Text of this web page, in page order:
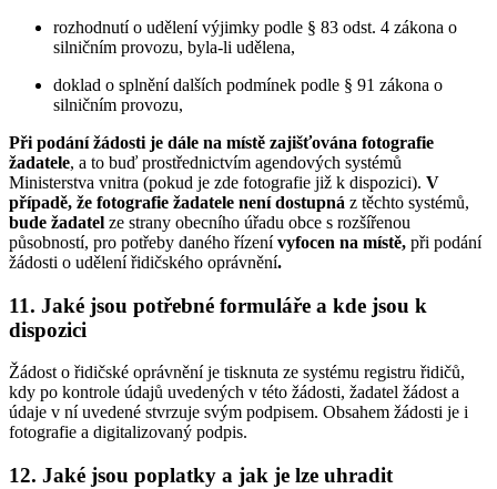
rozhodnutí o udělení výjimky podle § 83 odst. 4 zákona o
silničním provozu, byla-li udělena,
doklad o splnění dalších podmínek podle § 91 zákona o
silničním provozu,
Při podání žádosti je dále na místě zajišťována fotografie
žadatele, a to buď prostřednictvím agendových systémů
Ministerstva vnitra (pokud je zde fotografie již k dispozici). V
případě, že fotografie žadatele není dostupná z těchto systémů,
bude žadatel ze strany obecního úřadu obce s rozšířenou
působností, pro potřeby daného řízenívyfocen na místě, při podání
žádosti o udělení řidičského oprávnění.
11. Jaké jsou potřebné formuláře a kde jsou k
dispozici
Žádost o řidičské oprávnění je tisknuta ze systému registru řidičů,
kdy po kontrole údajů uvedených v této žádosti, žadatel žádost a
údaje v ní uvedené stvrzuje svým podpisem. Obsahem žádosti je i
fotografie a digitalizovaný podpis.
12. Jaké jsou poplatky a jak je lze uhradit